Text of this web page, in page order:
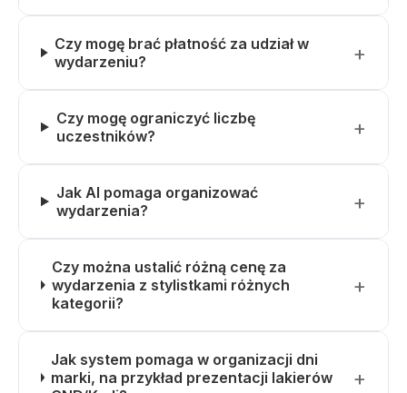
Czy mogę brać płatność za udział w
wydarzeniu?
Czy mogę ograniczyć liczbę
uczestników?
Jak AI pomaga organizować
wydarzenia?
Czy można ustalić różną cenę za
wydarzenia z stylistkami różnych
kategorii?
Jak system pomaga w organizacji dni
marki, na przykład prezentacji lakierów